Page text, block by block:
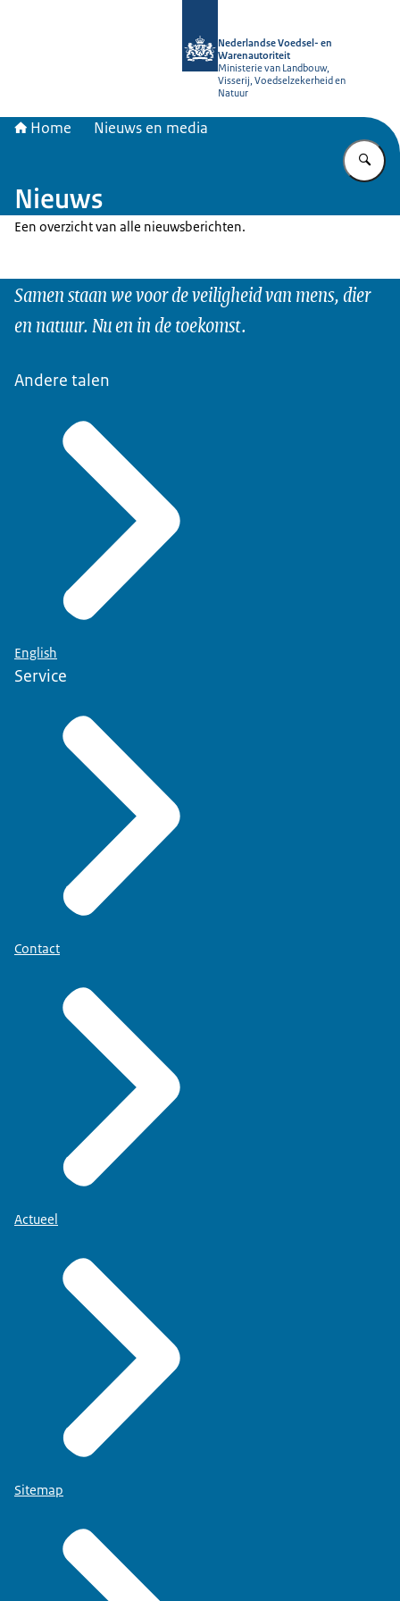
Nederlandse Voedsel- en
Warenautoriteit
Ministerie van Landbouw,
Visserij, Voedselzekerheid en
Natuur
Home Nieuws en media
Nieuws
Een overzicht van alle nieuwsberichten.
Samen staan we voor de veiligheid van mens, dier
en natuur. Nu en in de toekomst.
Andere talen
English
Service
Contact
Actueel
Sitemap